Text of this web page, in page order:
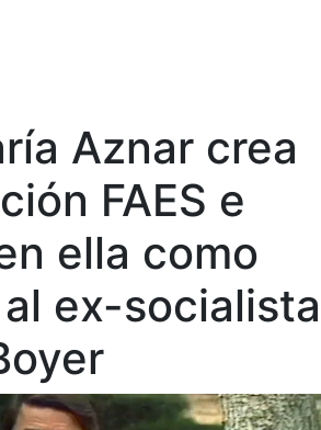
Aznar crea
FAES e
ella como
ex-socialista